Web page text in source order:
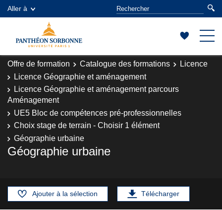
Aller à
Offre de formation Catalogue des formations
Licence
Licence Géographie et aménagement
Licence Géographie et aménagement parcours
Aménagement
UE5 Bloc de compétences pré-professionnelles
Choix stage de terrain - Choisir 1 élément
Géographie urbaine
Géographie urbaine
Ajouter à la sélection Télécharger